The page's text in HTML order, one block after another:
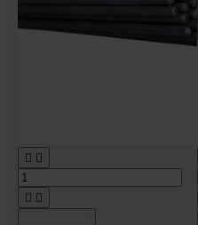
 
 